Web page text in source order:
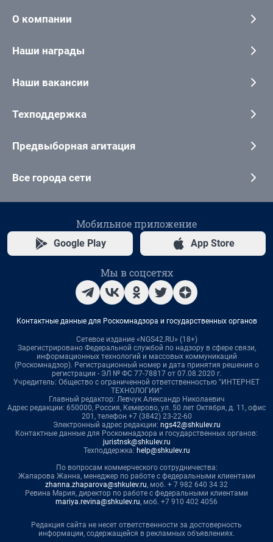
О компании
Наши награды
Наши вакансии
Техподдержка
Предвыборная агитация
Все города сети
Мобильное приложение
Google Play App Store
Мы в соцсетях
Контактные данные для Роскомнадзора и государственных органов
Сетевое издание «NGS42.RU» (18+)
Зарегистрировано Федеральной службой по надзору в сфере связи,
информационных технологий и массовых коммуникаций
(Роскомнадзор). Регистрационный номер и дата принятия решения о
регистрации - ЭЛ № ФС 77-78817 от 07.08.2020 г.
Учредитель: Общество с ограниченной ответственностью "ИНТЕРНЕТ
ТЕХНОЛОГИИ"
Главный редактор: Левчук Александр Николаевич
Адрес редакции: 650000, Россия, Кемерово, ул. 50 лет Октября, д. 11, офис
201, телефон +7 (3842) 23-22-60
Электронный адрес редакции: ngs42@shkulev.ru
Контактные данные для Роскомнадзора и государственных органов:
juristnsk@shkulev.ru
Техподдержка: help@shkulev.ru
По вопросам коммерческого сотрудничества:
Жапарова Жанна, менеджер по работе с федеральными клиентами
zhanna.zhaparova@shkulev.ru, моб. + 7 982 640 34 32
Ревина Мария, директор по работе с федеральными клиентами
mariya.revina@shkulev.ru, моб. +7 910 402 4056
Редакция сайта не несет ответственности за достоверность
информации, содержащейся в рекламных объявлениях.